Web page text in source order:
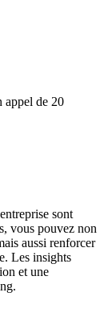
appel de 20
sont
vous pouvez non
aussi renforcer
Les insights
et une